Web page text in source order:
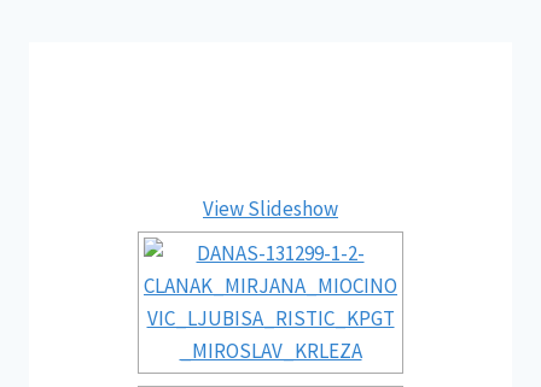
View Slideshow